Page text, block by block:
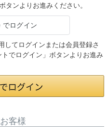
タンよりお進みください。
してログインまたは会員登録さ
でログイン」ボタンよりお進み
客様